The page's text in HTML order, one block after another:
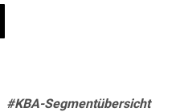
#KBA-Segmentübersicht